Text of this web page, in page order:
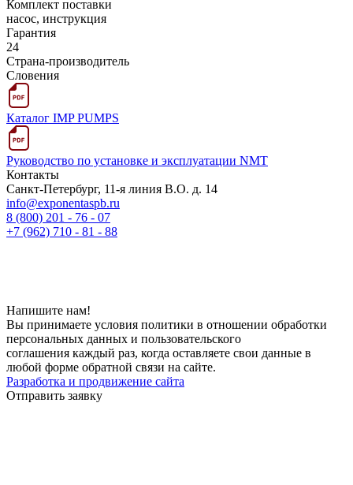
Комплект поставки
насос, инструкция
Гарантия
24
Страна-производитель
Словения
Каталог IMP PUMPS
Руководство по установке и эксплуатации NMT
Контакты
Санкт-Петербург, 11-я линия В.О. д. 14
info@exponentaspb.ru
8 (800) 201 - 76 - 07
+7 (962) 710 - 81 - 88
Напишите нам!
Вы принимаете условия политики в отношении обработки
персональных данных и пользовательского
соглашения каждый раз, когда оставляете свои данные в
любой форме обратной связи на сайте.
Разработка и продвижение сайта
Отправить заявку